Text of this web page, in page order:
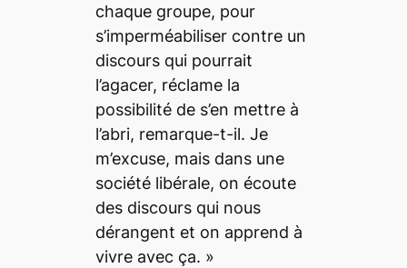
chaque groupe, pour
s’imperméabiliser contre un
discours qui pourrait
l’agacer, réclame la
possibilité de s’en mettre à
l’abri, remarque-t-il. Je
m’excuse, mais dans une
société libérale, on écoute
des discours qui nous
dérangent et on apprend à
vivre avec ça. »